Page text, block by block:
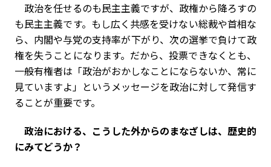
政治を任せるのも民主主義ですが、政権から降ろすの
も民主主義です。もし広く共感を受けない総裁や首相な
ら、内閣や与党の支持率が下がり、次の選挙で負けて政
権を失うことになります。だから、投票できなくとも、
一般有権者は「政治がおかしなことにならないか、常に
見ていますよ」というメッセージを政治に対して発信す
ることが重要です。
――政治における、こうした外からのまなざしは、歴史的
にみてどうか？